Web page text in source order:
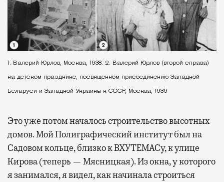
1. Валерий Юрлов, Москва, 1938. 2. Валерий Юрлов (второй справа)
на детском празднике, посвященном присоединению Западной
Беларуси и Западной Украины к СССР, Москва, 1939
Это уже потом началось строительство высотных
домов. Мой Полиграфический институт был на
Садовом кольце, близко к ВХУТЕМАСу, к улице
Кирова (теперь — Мясницкая). Из окна, у которого
я занимался, я видел, как начинала строиться